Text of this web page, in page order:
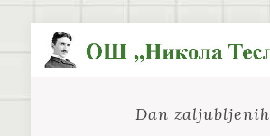
Dan zaljubljenih